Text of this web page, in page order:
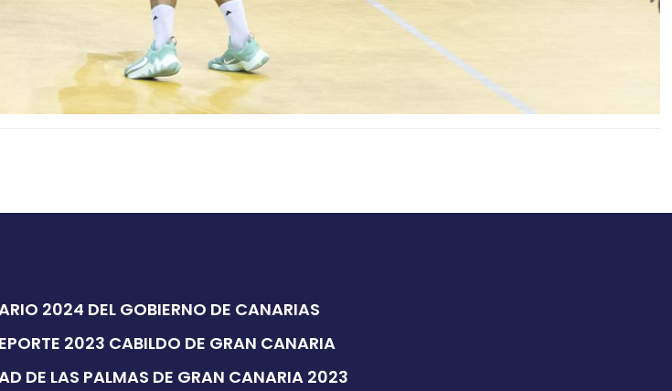
2024 DEL GOBIERNO DE CANARIAS
2023 CABILDO DE GRAN CANARIA
DE LAS PALMAS DE GRAN CANARIA 2023